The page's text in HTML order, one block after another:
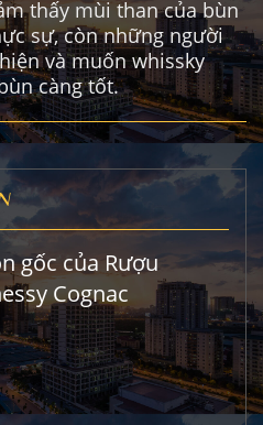
thấy mùi than của bùn
sự, còn những người
và muốn whissky
càng tốt.
gốc của Rượu
Cognac